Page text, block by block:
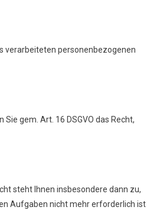
verarbeiteten personenbezogenen
gem. Art. 16 DSGVO das Recht,
steht Ihnen insbesondere dann zu,
Aufgaben nicht mehr erforderlich ist